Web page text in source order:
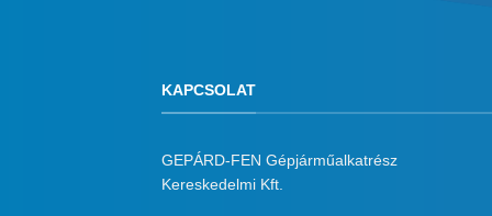
KAPCSOLAT
GEPÁRD-FEN Gépjárműalkatrész
Kereskedelmi Kft.